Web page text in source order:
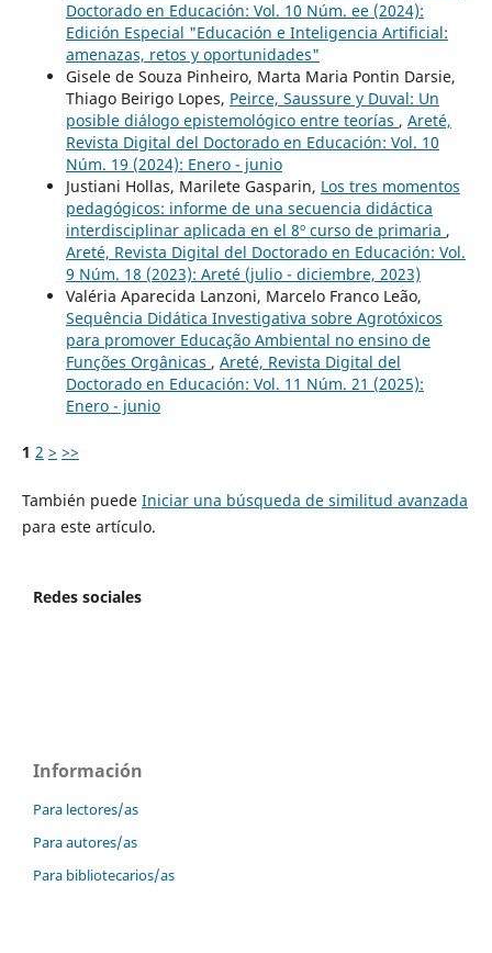
Doctorado en Educación: Vol. 10 Núm. ee (2024):
Edición Especial "Educación e Inteligencia Artificial:
amenazas, retos y oportunidades"
Gisele de Souza Pinheiro, Marta Maria Pontin Darsie,
Thiago Beirigo Lopes, Peirce, Saussure y Duval: Un
posible diálogo epistemológico entre teorías , Areté,
Revista Digital del Doctorado en Educación: Vol. 10
Núm. 19 (2024): Enero - junio
Justiani Hollas, Marilete Gasparin, Los tres momentos
pedagógicos: informe de una secuencia didáctica
interdisciplinar aplicada en el 8º curso de primaria ,
Areté, Revista Digital del Doctorado en Educación: Vol.
9 Núm. 18 (2023): Areté (julio - diciembre, 2023)
Valéria Aparecida Lanzoni, Marcelo Franco Leão,
Sequência Didática Investigativa sobre Agrotóxicos
para promover Educação Ambiental no ensino de
Funções Orgânicas , Areté, Revista Digital del
Doctorado en Educación: Vol. 11 Núm. 21 (2025):
Enero - junio
1 2 > >>
También puede Iniciar una búsqueda de similitud avanzada
para este artículo.
Redes sociales
Información
Para lectores/as
Para autores/as
Para bibliotecarios/as